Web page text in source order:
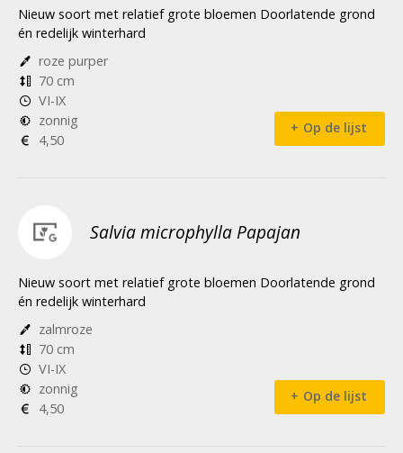
Nieuw soort met relatief grote bloemen Doorlatende grond
én redelijk winterhard
roze purper
70 cm
VI-IX
zonnig
4,50
Op de lijst
Salvia microphylla Papajan
Nieuw soort met relatief grote bloemen Doorlatende grond
én redelijk winterhard
zalmroze
70 cm
VI-IX
zonnig
4,50
Op de lijst